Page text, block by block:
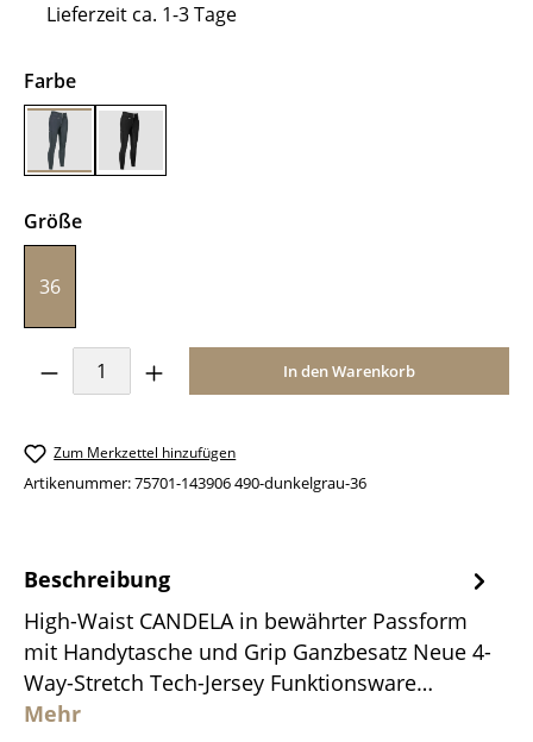
Lieferzeit ca. 1-3 Tage
Farbeauswählen
dunkelgrauschwarz
Größeauswählen
36
Produkt Anzahl: Gib den gewünschten
In den Warenkorb
Zum Merkzettel hinzufügen
Artikenummer:75701-143906 490-dunkelgrau-36
Beschreibung
High-Waist CANDELA in bewährter Passform
mit Handytasche und Grip Ganzbesatz Neue 4-
Way-Stretch Tech-Jersey Funktionsware…
Mehr